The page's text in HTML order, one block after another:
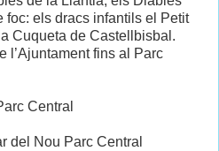
foc: els dracs infantils el Petit
Cuqueta de Castellbisbal.
l’Ajuntament fins al Parc
Central
del Nou Parc Central